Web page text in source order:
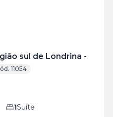
sul de Londrina -
11054
1Suíte